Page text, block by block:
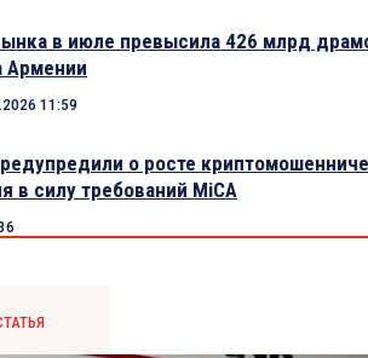
в июле превысила 426 млрд
Армении
11:59
о росте
в силу требований MiCA